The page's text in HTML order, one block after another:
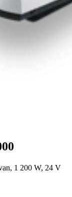
1 200 W, 24 V